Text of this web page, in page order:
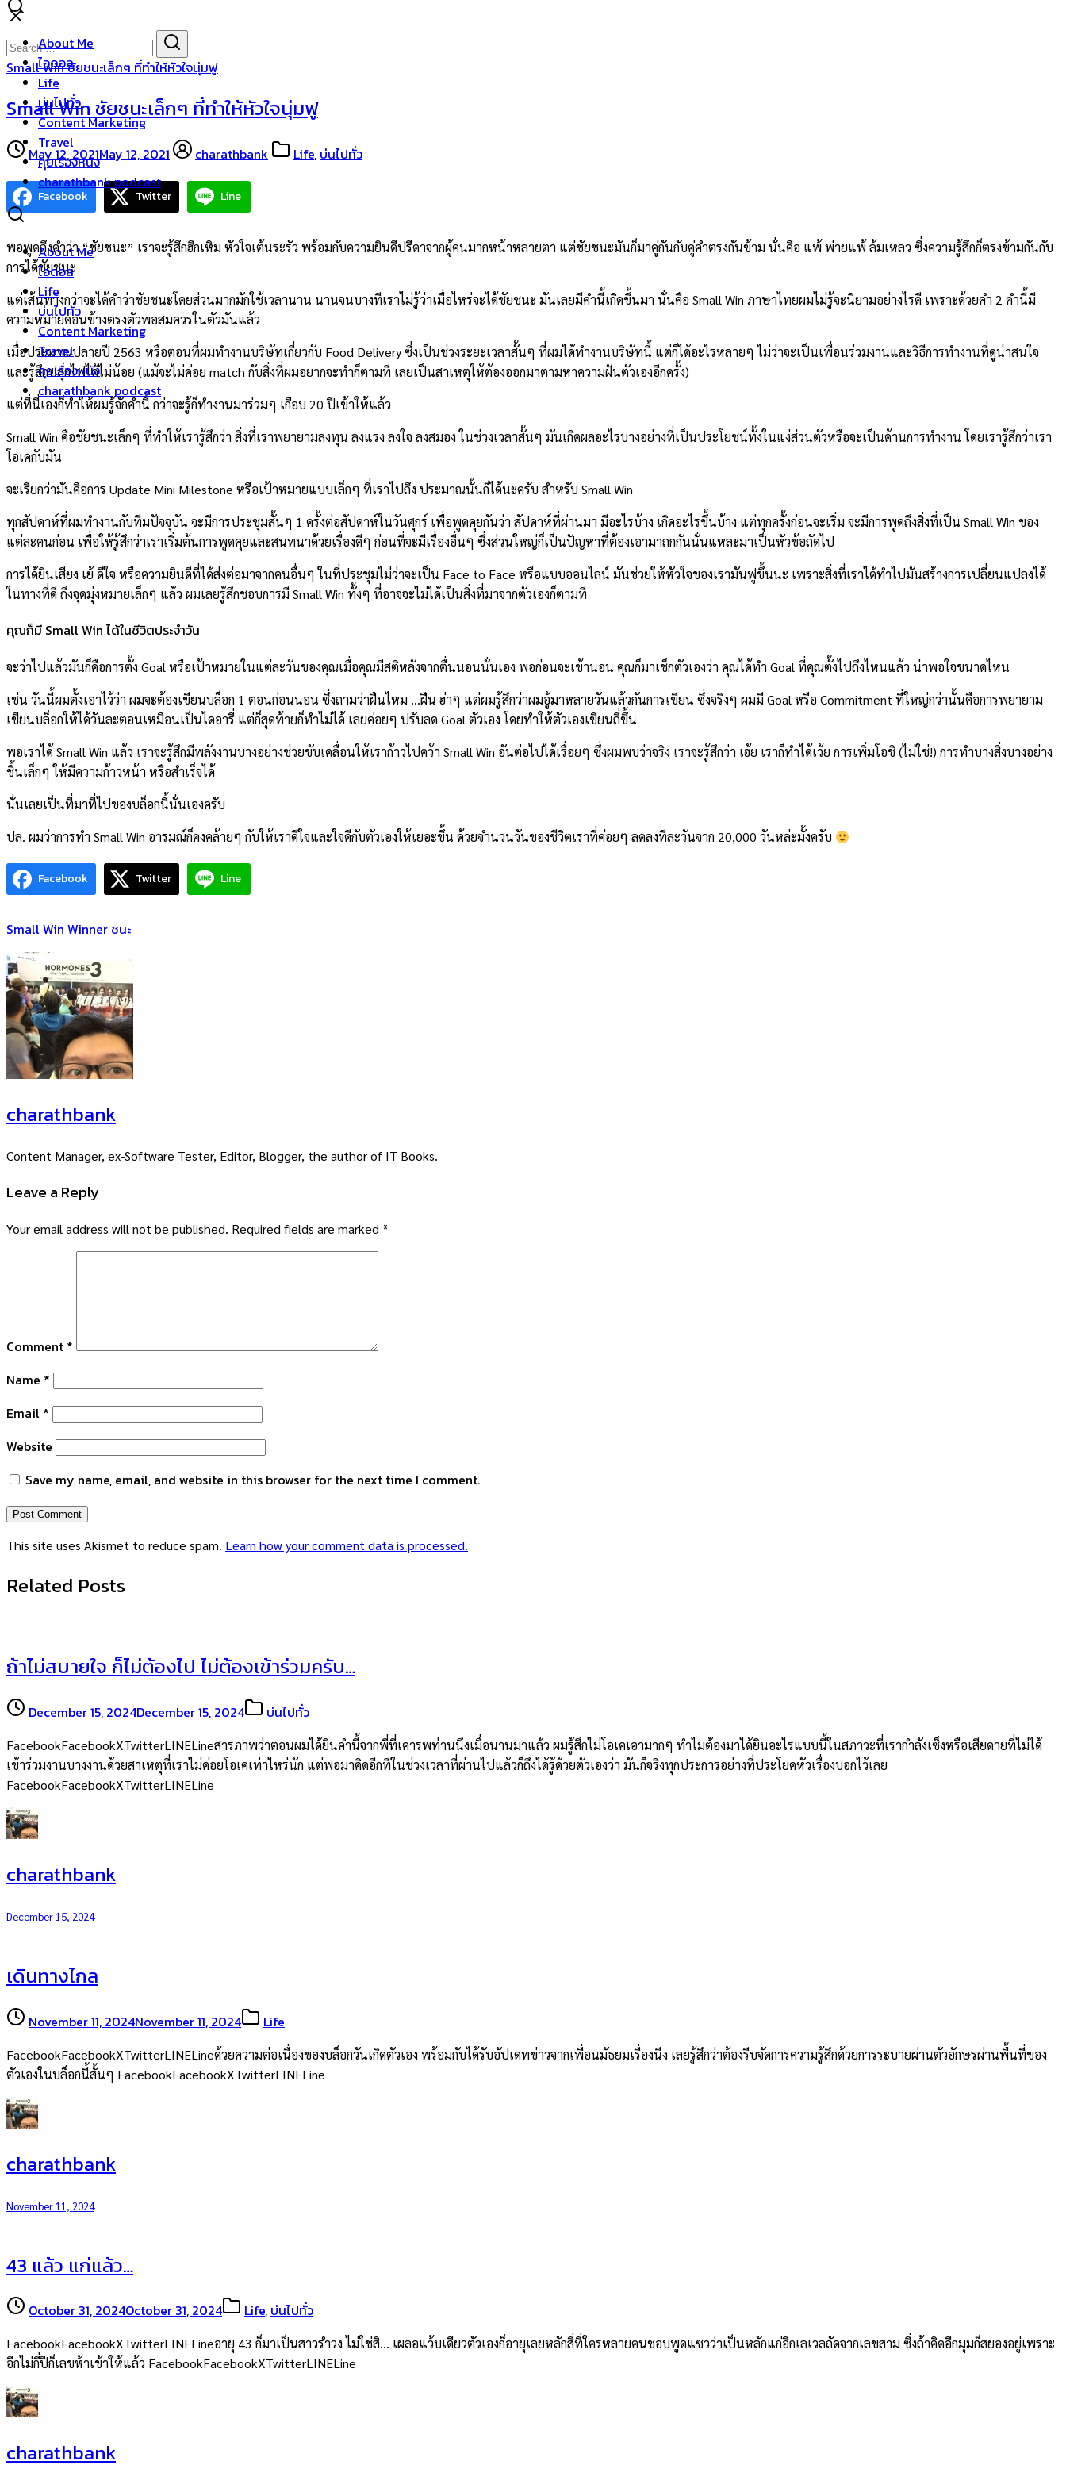
Skip
content
About Me
ไอดอล
Life
บ่นไปทั่ว
Content Marketing
Travel
คุยเรื่องหนัง
charathbank podcast
About Me
ไอดอล
Life
บ่นไปทั่ว
Content Marketing
Travel
คุยเรื่องหนัง
charathbank podcast
Search
for:
Small Win ชัยชนะเล็กๆ ที่ทำให้หัวใจนุ่มฟู
Small Win ชัยชนะเล็กๆ ที่ทำให้หัวใจนุ่มฟู
May 12, 2021May 12, 2021 charathbank Life, บ่นไปทั่ว
Facebook Twitter Line
พอพูดถึงคำว่า “ชัยชนะ” เราจะรู้สึกฮึกเหิม หัวใจเต้นระรัว พร้อมกับความยินดีปรีดาจากผู้คนมากหน้าหลายตา แต่ชัยชนะมันก็มาคู่กันกับคู่คำตรงกันข้าม นั่นคือ แพ้ พ่ายแพ้ ล้มเหลว ซึ่งความรู้สึกก็ตรงข้ามกันกับ
การได้ชัยชนะ
แต่เส้นทางกว่าจะได้คำว่าชัยชนะโดยส่วนมากมักใช้เวลานาน นานจนบางทีเราไม่รู้ว่าเมื่อไหร่จะได้ชัยชนะ มันเลยมีคำนี้เกิดขึ้นมา นั่นคือ Small Win ภาษาไทยผมไม่รู้จะนิยามอย่างไรดี เพราะด้วยคำ 2 คำนี้มี
ความหมายค่อนข้างตรงตัวพอสมควรในตัวมันแล้ว
เมื่อประมาณปลายปี 2563 หรือตอนที่ผมทำงานบริษัทเกี่ยวกับ Food Delivery ซึ่งเป็นช่วงระยะเวลาสั้นๆ ที่ผมได้ทำงานบริษัทนี้ แต่ก็ได้อะไรหลายๆ ไม่ว่าจะเป็นเพื่อนร่วมงานและวิธีการทำงานที่ดูน่าสนใจ
และรู้สึกปลุกไฟได้ไม่น้อย (แม้จะไม่ค่อย match กับสิ่งที่ผมอยากจะทำก็ตามที เลยเป็นสาเหตุให้ต้องออกมาตามหาความฝันตัวเองอีกครั้ง)
แต่ที่นี่เองก็ทำให้ผมรู้จักคำนี้ กว่าจะรู้ก็ทำงานมาร่วมๆ เกือบ 20 ปีเข้าให้แล้ว
Small Win คือชัยชนะเล็กๆ ที่ทำให้เรารู้สึกว่า สิ่งที่เราพยายามลงทุน ลงแรง ลงใจ ลงสมอง ในช่วงเวลาสั้นๆ มันเกิดผลอะไรบางอย่างที่เป็นประโยชน์ทั้งในแง่ส่วนตัวหรือจะเป็นด้านการทำงาน โดยเรารู้สึกว่าเรา
โอเคกับมัน
จะเรียกว่ามันคือการ Update Mini Milestone หรือเป้าหมายแบบเล็กๆ ที่เราไปถึง ประมาณนั้นก็ได้นะครับ สำหรับ Small Win
ทุกสัปดาห์ที่ผมทำงานกับทีมปัจจุบัน จะมีการประชุมสั้นๆ 1 ครั้งต่อสัปดาห์ในวันศุกร์ เพื่อพูดคุยกันว่า สัปดาห์ที่ผ่านมา มีอะไรบ้าง เกิดอะไรขึ้นบ้าง แต่ทุกครั้งก่อนจะเริ่ม จะมีการพูดถึงสิ่งที่เป็น Small Win ของ
แต่ละคนก่อน เพื่อให้รู้สึกว่าเราเริ่มต้นการพูดคุยและสนทนาด้วยเรื่องดีๆ ก่อนที่จะมีเรื่องอื่นๆ ซึ่งส่วนใหญ่ก็เป็นปัญหาที่ต้องเอามาถกกันนั่นแหละมาเป็นหัวข้อถัดไป
การได้ยินเสียง เย้ ดีใจ หรือความยินดีที่ได้ส่งต่อมาจากคนอื่นๆ ในที่ประชุมไม่ว่าจะเป็น Face to Face หรือแบบออนไลน์ มันช่วยให้หัวใจของเรามันฟูขึ้นนะ เพราะสิ่งที่เราได้ทำไปมันสร้างการเปลี่ยนแปลงได้
ในทางที่ดี ถึงจุดมุ่งหมายเล็กๆ แล้ว ผมเลยรู้สึกชอบการมี Small Win ทั้งๆ ที่อาจจะไม่ได้เป็นสิ่งที่มาจากตัวเองก็ตามที
คุณก็มี Small Win ได้ในชีวิตประจำวัน
จะว่าไปแล้วมันก็คือการตั้ง Goal หรือเป้าหมายในแต่ละวันของคุณเมื่อคุณมีสติหลังจากตื่นนอนนั่นเอง พอก่อนจะเข้านอน คุณก็มาเช็กตัวเองว่า คุณได้ทำ Goal ที่คุณตั้งไปถึงไหนแล้ว น่าพอใจขนาดไหน
เช่น วันนี้ผมตั้งเอาไว้ว่า ผมจะต้องเขียนบล็อก 1 ตอนก่อนนอน ซึ่งถามว่าฝืนไหม …ฝืน ฮ่าๆ แต่ผมรู้สึกว่าผมอู้มาหลายวันแล้วกันการเขียน ซึ่งจริงๆ ผมมี Goal หรือ Commitment ที่ใหญ่กว่านั้นคือการพยายาม
เขียนบล็อกให้ได้วันละตอนเหมือนเป็นไดอารี่ แต่ก็สุดท้ายก็ทำไม่ได้ เลยค่อยๆ ปรับลด Goal ตัวเอง โดยทำให้ตัวเองเขียนถี่ขึ้น
พอเราได้ Small Win แล้ว เราจะรู้สึกมีพลังงานบางอย่างช่วยขับเคลื่อนให้เราก้าวไปคว้า Small Win อันต่อไปได้เรื่อยๆ ซึ่งผมพบว่าจริง เราจะรู้สึกว่า เฮ้ย เราก็ทำได้เว้ย การเพิ่มโอชิ (ไม่ใช่!) การทำบางสิ่งบางอย่าง
ชิ้นเล็กๆ ให้มีความก้าวหน้า หรือสำเร็จได้
นั่นเลยเป็นที่มาที่ไปของบล็อกนี้นั่นเองครับ
ปล. ผมว่าการทำ Small Win อารมณ์ก็คงคล้ายๆ กับให้เราดีใจและใจดีกับตัวเองให้เยอะขึ้น ด้วยจำนวนวันของชีวิตเราที่ค่อยๆ ลดลงทีละวันจาก 20,000 วันหล่ะมั้งครับ
Facebook Twitter Line
Small Win Winnerชนะ
charathbank
Content Manager, ex-Software Tester, Editor, Blogger, the author of IT Books.
Leave a Reply
Your email address will not be published. Required fields are marked *
Comment *
Name *
Email *
Website
Save my name, email, and website in this browser for the next time I comment.
This site uses Akismet to reduce spam. Learn how your comment data is processed.
Related Posts
ถ้าไม่สบายใจ ก็ไม่ต้องไป ไม่ต้องเข้าร่วมครับ…
December 15, 2024December 15, 2024 บ่นไปทั่ว
FacebookFacebookXTwitterLINELineสารภาพว่าตอนผมได้ยินคำนี้จากพี่ที่เคารพท่านนึงเมื่อนานมาแล้ว ผมรู้สึกไม่โอเคเอามากๆ ทำไมต้องมาได้ยินอะไรแบบนี้ในสภาวะที่เรากำลังเซ็งหรือเสียดายที่ไม่ได้
เข้าร่วมงานบางงานด้วยสาเหตุที่เราไม่ค่อยโอเคเท่าไหร่นัก แต่พอมาคิดอีกทีในช่วงเวลาที่ผ่านไปแล้วก็ถึงได้รู้ด้วยตัวเองว่า มันก็จริงทุกประการอย่างที่ประโยคหัวเรื่องบอกไว้เลย
FacebookFacebookXTwitterLINELine
charathbank
December 15, 2024
เดินทางไกล
November 11, 2024November 11, 2024 Life
FacebookFacebookXTwitterLINELineด้วยความต่อเนื่องของบล็อกวันเกิดตัวเอง พร้อมกับได้รับอัปเดทข่าวจากเพื่อนมัธยมเรื่องนึง เลยรู้สึกว่าต้องรีบจัดการความรู้สึกด้วยการระบายผ่านตัวอักษรผ่านพื้นที่ของ
ตัวเองในบล็อกนี้สั้นๆ FacebookFacebookXTwitterLINELine
charathbank
November 11, 2024
43 แล้ว แก่แล้ว…
October 31, 2024October 31, 2024 Life, บ่นไปทั่ว
FacebookFacebookXTwitterLINELineอายุ 43 ก็มาเป็นสาวรำวง ไม่ใช่สิ… เผลอแว้บเดียวตัวเองก็อายุเลยหลักสี่ที่ใครหลายคนชอบพูดแซวว่าเป็นหลักแก่อีกเลเวลถัดจากเลขสาม ซึ่งถ้าคิดอีกมุมก็สยองอยู่เพราะ
อีกไม่กี่ปีก็เลขห้าเข้าให้แล้ว FacebookFacebookXTwitterLINELine
charathbank